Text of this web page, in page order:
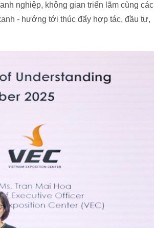
nghiệp, không gian triển lãm cùng các
- hướng tới thúc đẩy hợp tác, đầu tư,